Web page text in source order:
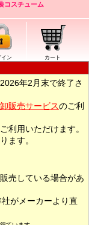
コスチューム
イン カート
年2月末で終了さ
卸販売サービスのご利
利用いただけます。
ます。
売している場合があ
がメーカーより直